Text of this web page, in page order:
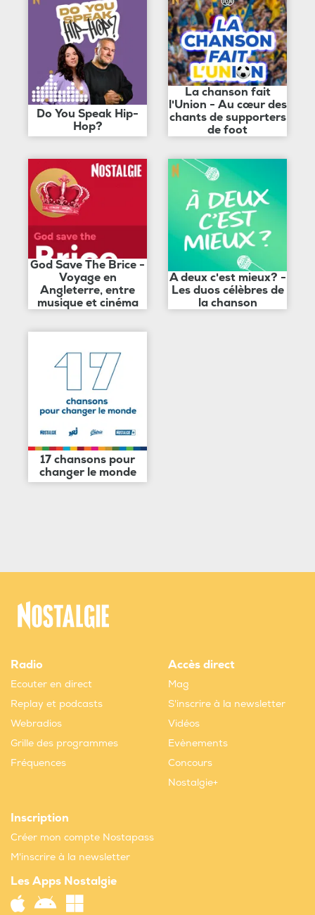
Do You Speak Hip-
Hop?
La chanson fait
l'Union - Au cœur des
chants de supporters
de foot
God Save The Brice -
Voyage en
Angleterre, entre
musique et cinéma
A deux c'est mieux? -
Les duos célèbres de
la chanson
17 chansons pour
changer le monde
Radio
Ecouter en direct
Replay et podcasts
Webradios
Grille des programmes
Fréquences
Accès direct
Mag
S'inscrire à la newsletter
Vidéos
Evènements
Concours
Nostalgie+
Inscription
Créer mon compte Nostapass
M'inscrire à la newsletter
Les Apps Nostalgie